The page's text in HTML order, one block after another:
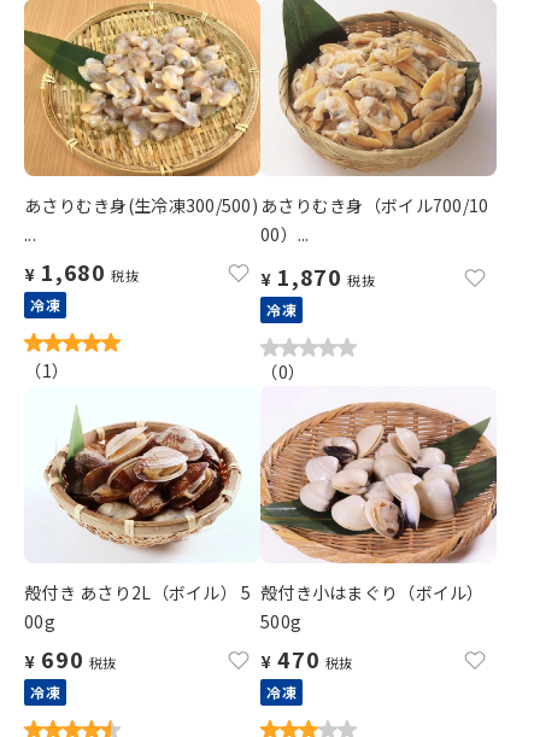
あさりむき身(生冷凍300/500)
...
¥ 1,680 税抜
冷凍
（1）
あさりむき身（ボイル700/10
00）...
¥ 1,870 税抜
冷凍
（0）
殻付き あさり2L（ボイル） 5
00g
¥ 690 税抜
冷凍
殻付き小はまぐり（ボイル）
500g
¥ 470 税抜
冷凍